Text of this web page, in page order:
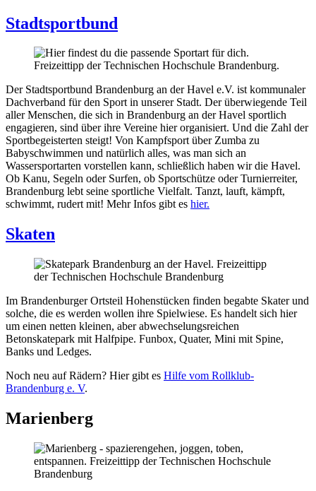
Stadtsportbund
Der Stadtsportbund Brandenburg an der Havel e.V. ist kommunaler
Dachverband für den Sport in unserer Stadt. Der überwiegende Teil
aller Menschen, die sich in Brandenburg an der Havel sportlich
engagieren, sind über ihre Vereine hier organisiert. Und die Zahl der
Sportbegeisterten steigt! Von Kampfsport über Zumba zu
Babyschwimmen und natürlich alles, was man sich an
Wassersportarten vorstellen kann, schließlich haben wir die Havel.
Ob Kanu, Segeln oder Surfen, ob Sportschütze oder Turnierreiter,
Brandenburg lebt seine sportliche Vielfalt. Tanzt, lauft, kämpft,
schwimmt, rudert mit! Mehr Infos gibt es hier.
Skaten
Im Brandenburger Ortsteil Hohenstücken finden begabte Skater und
solche, die es werden wollen ihre Spielwiese. Es handelt sich hier
um einen netten kleinen, aber abwechselungsreichen
Betonskatepark mit Halfpipe. Funbox, Quater, Mini mit Spine,
Banks und Ledges.
Noch neu auf Rädern? Hier gibt es Hilfe vom Rollklub-
Brandenburg e. V.
Marienberg